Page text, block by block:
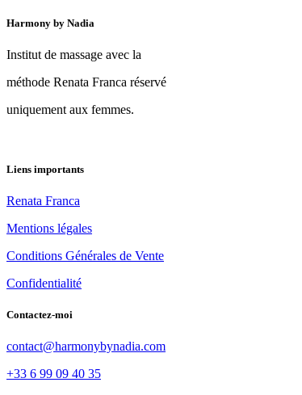
Harmony by Nadia
Institut de massage avec la
méthode Renata Franca réservé
uniquement aux femmes.
Liens importants
Renata Franca
Mentions légales
Conditions Générales de Vente
Confidentialité
Contactez-moi
contact@harmonybynadia.com
+33 6 99 09 40 35